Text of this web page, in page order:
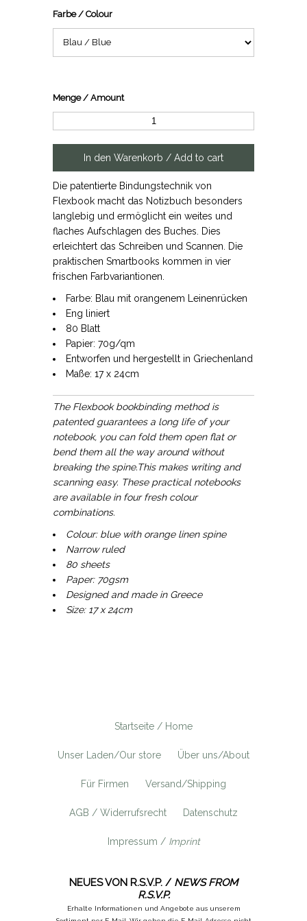
Farbe / Colour
Menge / Amount
Die patentierte Bindungstechnik von
Flexbook macht das Notizbuch besonders
langlebig und ermöglicht ein weites und
flaches Aufschlagen des Buches. Dies
erleichtert das Schreiben und Scannen. Die
praktischen Smartbooks kommen in vier
frischen Farbvariantionen.
Farbe: Blau mit orangenem Leinenrücken
Eng liniert
80 Blatt
Papier: 70g/qm
Entworfen und hergestellt in Griechenland
Maße: 17 x 24cm
The Flexbook bookbinding method is
patented guarantees a long life of your
notebook, you can fold them open flat or
bend them all the way around without
breaking the spine.This makes writing and
scanning easy. These practical notebooks
are available in four fresh colour
combinations.
Colour: blue with orange linen spine
Narrow ruled
80 sheets
Paper: 70gsm
Designed and made in Greece
Size: 17 x 24cm
Startseite / Home
Unser Laden/Our store Über uns/About
Für Firmen Versand/Shipping
AGB / Widerrufsrecht Datenschutz
Impressum / Imprint
NEUES VON R.S.V.P. / NEWS FROM
R.S.V.P.
Erhalte Informationen und Angebote aus unserem